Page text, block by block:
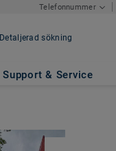
Telefonnummer
Detaljerad sökning
Support & Service